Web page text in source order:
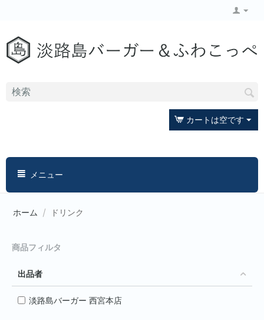
カートは空です
メニュー
ホーム / ドリンク
商品フィルタ
出品者
淡路島バーガー 西宮本店